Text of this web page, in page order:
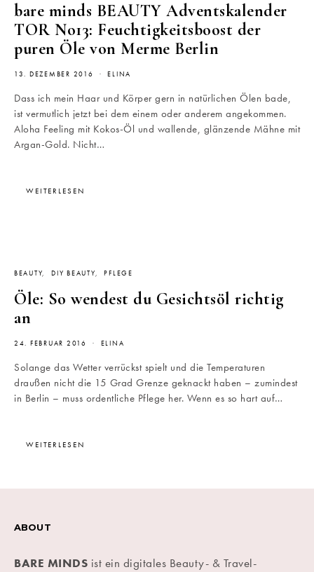
bare minds BEAUTY Adventskalender
TOR No13: Feuchtigkeitsboost der
puren Öle von Merme Berlin
13. DEZEMBER 2016 ELINA
Dass ich mein Haar und Körper gern in natürlichen Ölen bade,
ist vermutlich jetzt bei dem einem oder anderem angekommen.
Aloha Feeling mit Kokos-Öl und wallende, glänzende Mähne mit
Argan-Gold. Nicht…
WEITERLESEN
BEAUTY DIY BEAUTY PFLEGE
Öle: So wendest du Gesichtsöl richtig
an
24. FEBRUAR 2016 ELINA
Solange das Wetter verrückst spielt und die Temperaturen
draußen nicht die 15 Grad Grenze geknackt haben – zumindest
in Berlin – muss ordentliche Pflege her. Wenn es so hart auf…
WEITERLESEN
ABOUT
BARE MINDS ist ein digitales Beauty- & Travel-